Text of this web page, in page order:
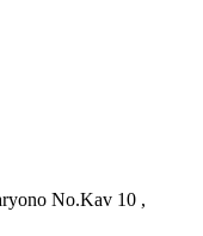
No.Kav 10 ,